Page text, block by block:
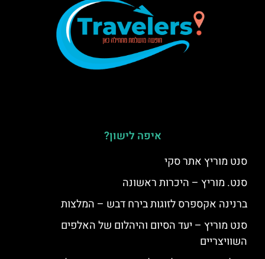
איפה לישון?
סנט מוריץ אתר סקי
סנט. מוריץ – היכרות ראשונה
ברנינה אקספרס לזוגות בירח דבש – המלצות
סנט מוריץ – יעד הסיום והיהלום של האלפים
השוויצריים